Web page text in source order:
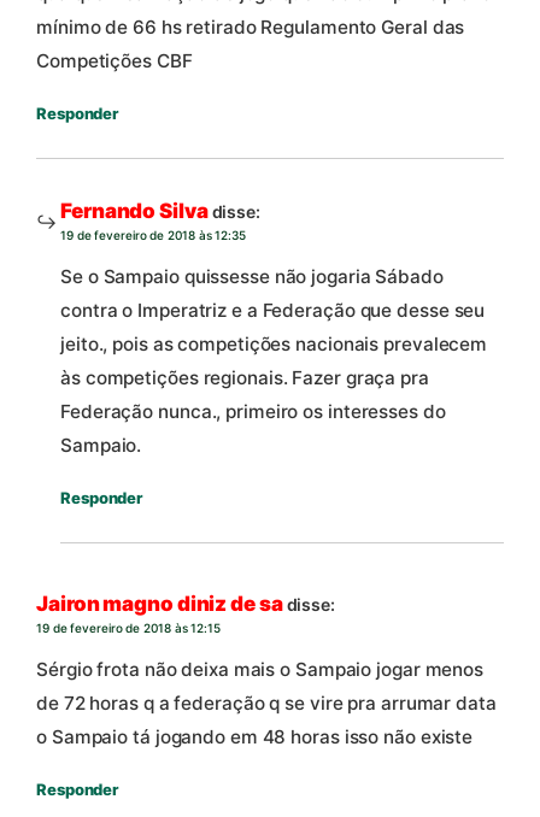
mínimo de 66 hs retirado Regulamento Geral das
Competições CBF
Responder
Fernando Silvadisse:
19 de fevereiro de 2018 às 12:35
Se o Sampaio quissesse não jogaria Sábado
contra o Imperatriz e a Federação que desse seu
jeito., pois as competições nacionais prevalecem
às competições regionais. Fazer graça pra
Federação nunca., primeiro os interesses do
Sampaio.
Responder
Jairon magno diniz de sadisse:
19 de fevereiro de 2018 às 12:15
Sérgio frota não deixa mais o Sampaio jogar menos
de 72 horas q a federação q se vire pra arrumar data
o Sampaio tá jogando em 48 horas isso não existe
Responder